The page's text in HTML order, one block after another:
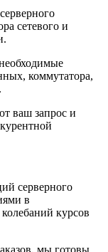
сетевого и
коммутатора,
ваш запрос и
серверного
в
курсов
мы готовы